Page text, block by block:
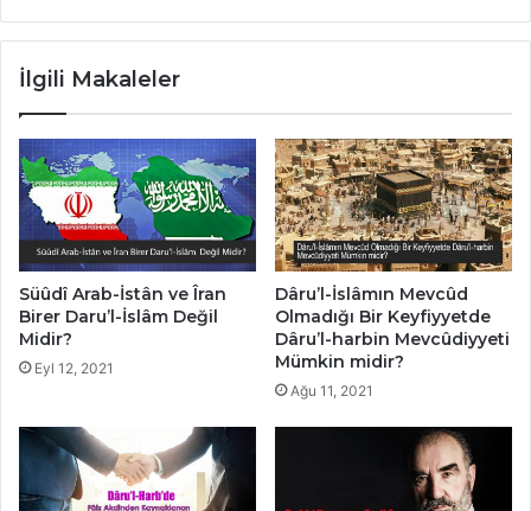
İlgili Makaleler
Süûdî Arab-İstân ve Îran
Birer Daru’l-İslâm Değil
Midir?
Eyl 12, 2021
Dâru’l-İslâmın Mevcûd
Olmadığı Bir Keyfiyyetde
Dâru’l-harbin Mevcûdiyyeti
Mümkin midir?
Ağu 11, 2021